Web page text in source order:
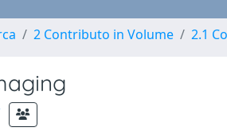
2 Contributo in Volume 2.1